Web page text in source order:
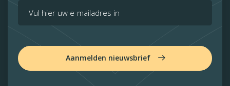
Aanmelden nieuwsbrief